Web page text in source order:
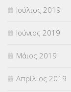
Ιούλιος 2019
Ιούνιος 2019
Μάιος 2019
Απρίλιος 2019